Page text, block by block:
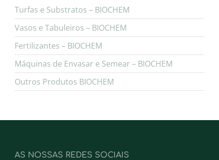
Turfas e Substratos – BIOCHEM
Vasos e Tabuleiros – BIOCHEM
Fertilizantes – BIOCHEM
Máquinas de Envasar e Semear – BIOCHEM
Outros Produtos BIOCHEM
AS NOSSAS REDES SOCIAIS